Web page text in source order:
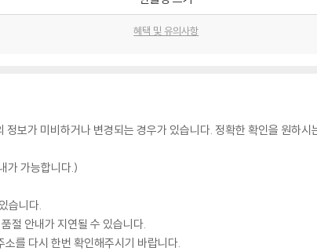
혜택 및 유의사항
보가 미비하거나 변경되는 경우가 있습니다. 정확한 확인을 원하시
가 가능합니다.)
습니다.
절 안내가 지연될 수 있습니다.
를 다시 한번 확인해주시기 바랍니다.